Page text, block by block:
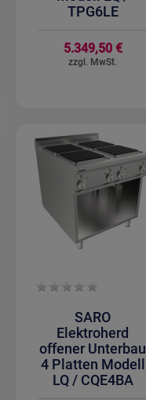
TPG6LE
5.349,50 €
SARO
Elektroherd
offener Unterbau
4 Platten Modell
LQ / CQE4BA